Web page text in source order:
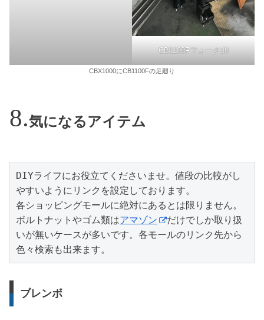
CB1100Fフォーク39
CBX1000にCB1100Fの足廻り
気になるアイテム
DIYライフにお役立てくださいませ。値段の比較がし
やすいようにリンクを設定しております。
各ショッピングモールに絶対にあるとは限りません。
ボルトナットやゴム類はアマゾン
だけでしか取り扱
いが無いケースが多いです。各モールのリンク先から
色々検索も出来ます。
ブレンボ